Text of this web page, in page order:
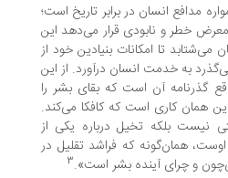
انسان در برابر تاریخ است؛
و نابودی قرار می‌دهد این
تا امکانات بنیادین خود از
خدمت انسان درآورد. از این
آن است که بقای بشر را
کاری است که کافکا می‌کند.
بلکه تخیل درباره یکی از
که فراشد تقلیل در
آینده بشر است». 3